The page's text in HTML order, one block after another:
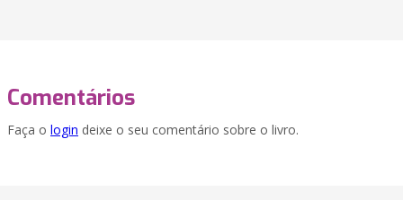
Comentários
Faça o login deixe o seu comentário sobre o livro.